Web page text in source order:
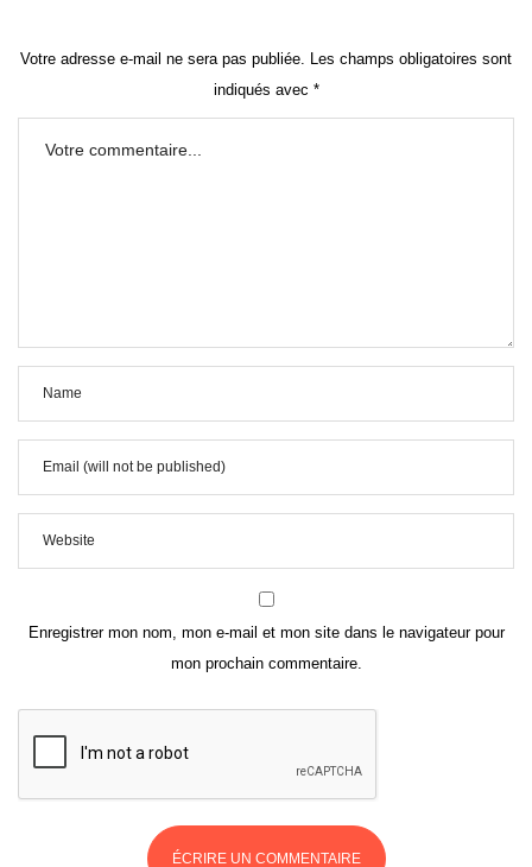
Votre adresse e-mail ne sera pas publiée.
Les champs obligatoires sont
indiqués avec *
Enregistrer mon nom, mon e-mail et mon site dans le navigateur pour
mon prochain commentaire.